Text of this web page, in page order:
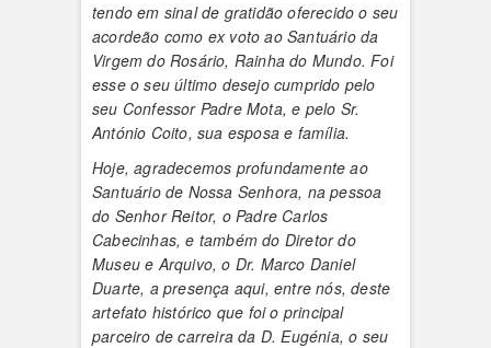
tendo em sinal de gratidão oferecido o seu
acordeão como ex voto ao Santuário da
Virgem do Rosário, Rainha do Mundo. Foi
esse o seu último desejo cumprido pelo
seu Confessor Padre Mota, e pelo Sr.
António Coito, sua esposa e família.
Hoje, agradecemos profundamente ao
Santuário de Nossa Senhora, na pessoa
do Senhor Reitor, o Padre Carlos
Cabecinhas, e também do Diretor do
Museu e Arquivo, o Dr. Marco Daniel
Duarte, a presença aqui, entre nós, deste
artefato histórico que foi o principal
parceiro de carreira da D. Eugénia, o seu